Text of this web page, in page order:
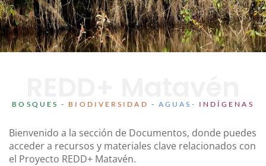
BOSQUES - BIODIVERSIDAD -AGUAS- INDÍGENAS
Bienvenido a la sección de Documentos, donde puedes
acceder a recursos y materiales clave relacionados con
el Proyecto REDD+ Matavén.